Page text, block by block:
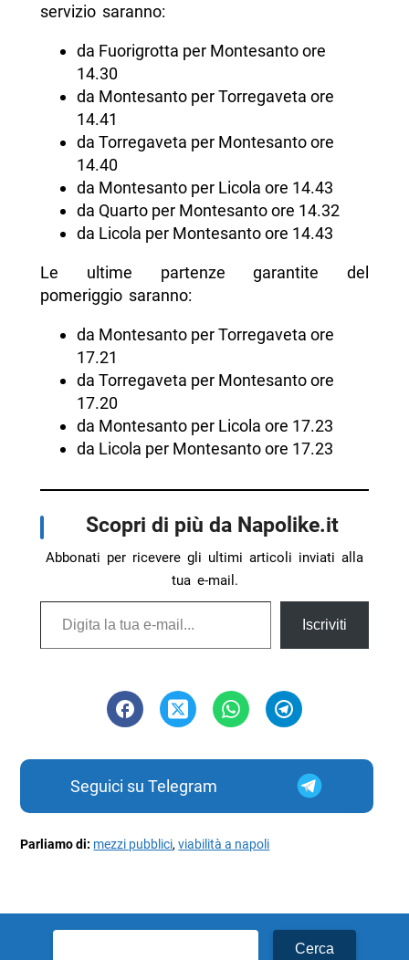
servizio saranno:
da Fuorigrotta per Montesanto ore
14.30
da Montesanto per Torregaveta ore
14.41
da Torregaveta per Montesanto ore
14.40
da Montesanto per Licola ore 14.43
da Quarto per Montesanto ore 14.32
da Licola per Montesanto ore 14.43
Le ultime partenze garantite del
pomeriggio saranno:
da Montesanto per Torregaveta ore
17.21
da Torregaveta per Montesanto ore
17.20
da Montesanto per Licola ore 17.23
da Licola per Montesanto ore 17.23
Scopri di più da Napolike.it
Abbonati per ricevere gli ultimi articoli inviati alla
tua e-mail.
Digita la tua e-mail...
Iscriviti
Seguici su Telegram
Parliamo di: mezzi pubblici,viabilità a napoli